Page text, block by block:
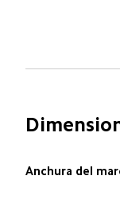
Anchura del